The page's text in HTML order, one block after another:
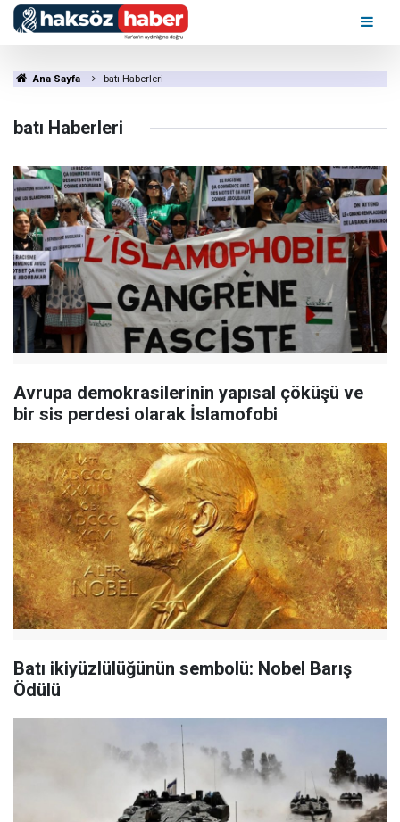
Ana Sayfa batı Haberleri
batı Haberleri
Avrupa demokrasilerinin yapısal çöküşü ve
bir sis perdesi olarak İslamofobi
Batı ikiyüzlülüğünün sembolü: Nobel Barış
Ödülü